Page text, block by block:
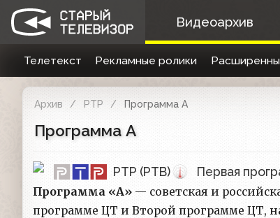
Видеоархив
Телетекст Рекламные ролики
Архив РТР Программа А
Программа А
РТР (РТВ) Первая
Программа «А» — советская и
программе ЦТ и Второй программе ЦТ,